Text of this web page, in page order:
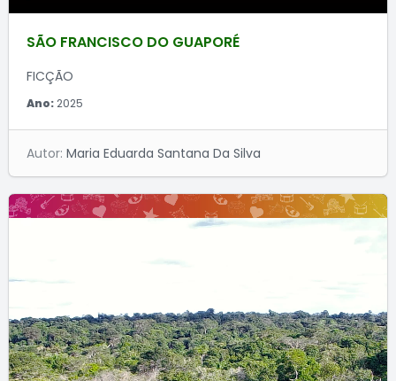
SÃO FRANCISCO DO GUAPORÉ
FICÇÃO
Ano:2025
Autor: Maria Eduarda Santana Da Silva